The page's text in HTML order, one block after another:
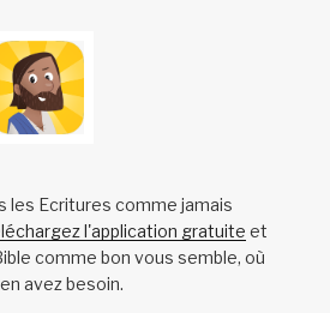
les Ecritures comme jamais
l'application gratuite et
comme bon vous semble, où
avez besoin.